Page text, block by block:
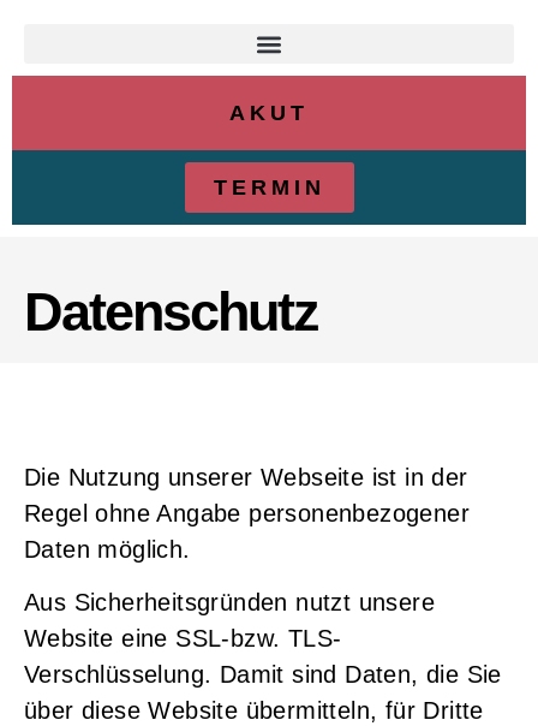
AKUT
TERMIN
Datenschutz
Die Nutzung unserer Webseite ist in der
Regel ohne Angabe personenbezogener
Daten möglich.
Aus Sicherheitsgründen nutzt unsere
Website eine SSL-bzw. TLS-
Verschlüsselung. Damit sind Daten, die Sie
über diese Website übermitteln, für Dritte